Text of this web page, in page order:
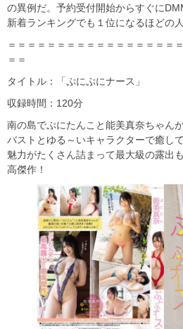
の異例だ。予約受付開始からすぐに
新着ランキングでも１位になるほどの人
＝＝＝＝＝＝＝＝＝＝＝＝＝＝＝＝＝
＝＝
タイトル：「ぷにぷにナース」
収録時間：120分
南の島でぷにたんこと能美真奈ちゃん
バストとゆる～いキャラクターで癒し
魅力がたくさん詰まって最大級の露出
高傑作！